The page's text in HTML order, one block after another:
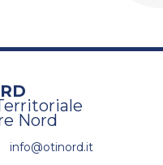
Nord
info@otinord.it